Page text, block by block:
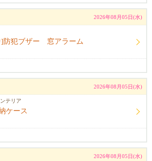
2026年08月05日(水)
]防犯ブザー 窓アラーム
2026年08月05日(水)
テリア
ケース
2026年08月05日(水)